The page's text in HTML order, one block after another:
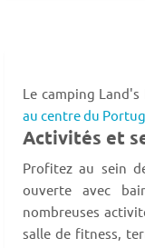
Le camping
au centre du
Activités et
Profitez au sein
ouverte avec
nombreuses
salle de fitness,